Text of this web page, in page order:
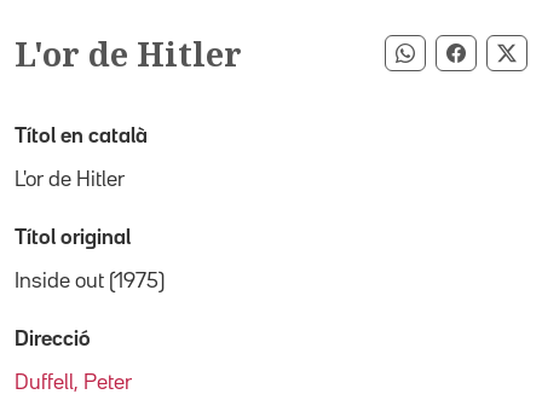
L'or de Hitler Compartir
Títol en català
L'or de Hitler
Títol original
Inside out (1975)
Direcció
Duffell, Peter